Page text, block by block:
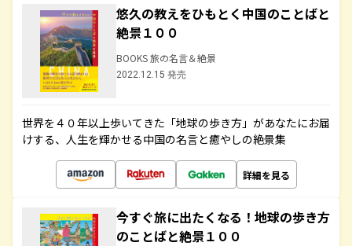
悠久の教えをひもとく中国のことばと
絶景１００
BOOKS 旅の名言＆絶景
2022.12.15 発売
世界を４０年以上歩いてきた「地球の歩き方」があなたにお届
けする、人生を輝かせる中国の名言と癒やしの絶景集
詳細を見る
今すぐ旅に出たくなる！地球の歩き方
のことばと絶景１００